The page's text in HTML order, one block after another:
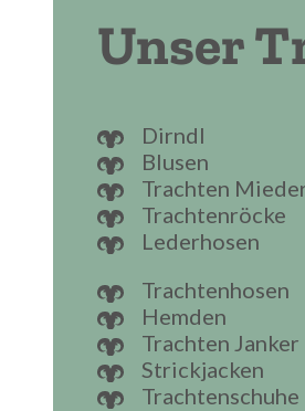
Unser
Dirndl
Blusen
Trachten
Trachtenröcke
Lederhosen
Trachtenhosen
Hemden
Trachten Janker
Strickjacken
Trachtenschuhe